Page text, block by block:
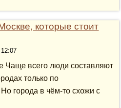
которые стоит
Чаще всего люди составляют
только по
города в чём-то схожи с